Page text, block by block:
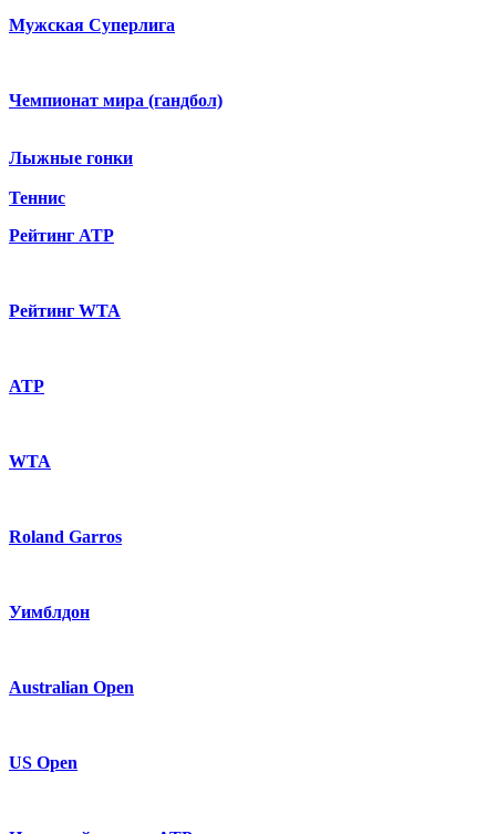
Мужская Суперлига
Чемпионат мира (гандбол)
Лыжные гонки
Теннис
Рейтинг ATP
Рейтинг WTA
ATP
WTA
Roland Garros
Уимблдон
Australian Open
US Open